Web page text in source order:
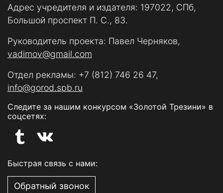
Адрес учредителя и издателя: 197022, СПб,
Большой проспект П. С., 83.
Руководитель проекта: Павел Черняков,
vadimov@gmail.com
Отдел рекламы: +7 (812) 746 26 47,
info@gorod.spb.ru
Следите за нашим конкурсом «Золотой Трезини» в
соцсетях:
Быстрая связь с нами:
Обратный звонок